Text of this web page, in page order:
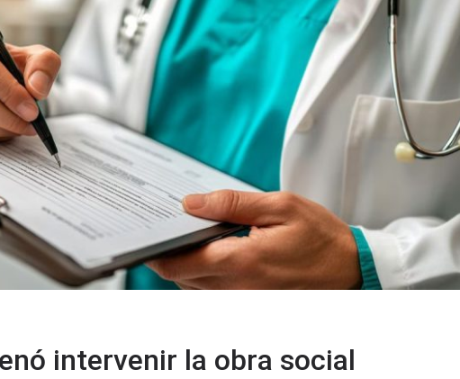
intervenir la obra social